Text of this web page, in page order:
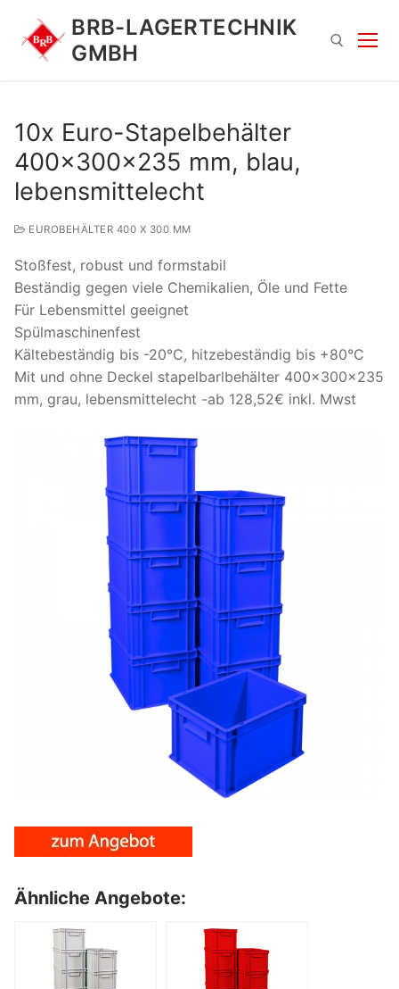
Inhalt
springen
BRB-LAGERTECHNIK
GMBH
Suchen
nach:
10x Euro-Stapelbehälter
400x300x235 mm, blau,
lebensmittelecht
EUROBEHÄLTER 400 X 300 MM
Stoßfest, robust und formstabil
Beständig gegen viele Chemikalien, Öle und Fette
Für Lebensmittel geeignet
Spülmaschinenfest
Kältebeständig bis -20°C, hitzebeständig bis +80°C
Mit und ohne Deckel stapelbarlbehälter 400x300x235
mm, grau, lebensmittelecht -ab 128,52€ inkl. Mwst
Ähnliche Angebote: